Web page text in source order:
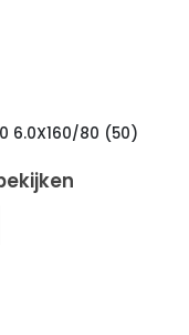
6.0X160/80 (50)